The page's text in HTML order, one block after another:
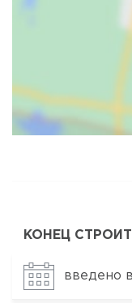
КОНЕЦ
введено